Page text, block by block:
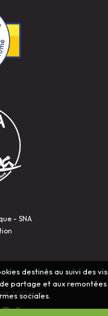
- SNA
sociaux
destinés au suivi des
partage et aux
sociales.